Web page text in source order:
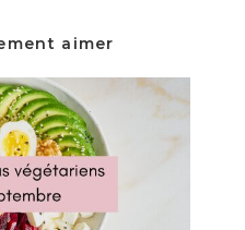
aimer